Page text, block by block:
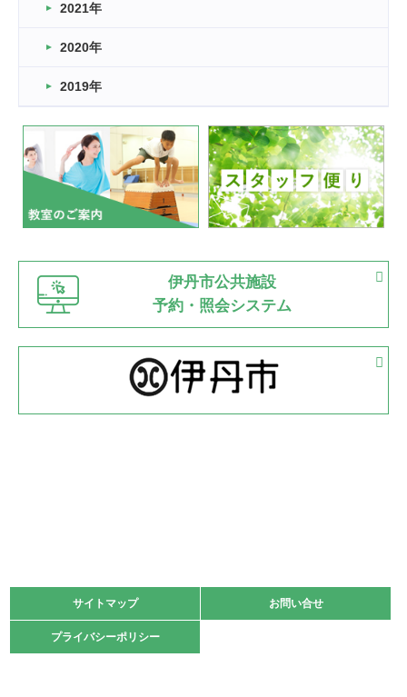
緑ケ丘体育館
2022.11.03
緑ケ丘体育館
いたっぼーる大会☆彡
緑ケ丘体育館
2022.07.03
市内総合体育大会が開始
緑ケ丘体育館 猪名川運動広場
古池運動広場
2022.06.12
県知事杯争奪バレーボール大会が開催
緑ケ丘体育館
2022.05.05
体育協会長杯 バドミントン競技の部
2022.05.22
緑ケ丘体育館
2021.10.23
卓球選手権大会ラージボールの部開催☆
2021年
2020年
2019年
伊丹市公共施設
予約・照会システム
サイトマップ お問い合せ
プライバシーポリシー
サイトマップ お問い合せ
プライバシーポリシー